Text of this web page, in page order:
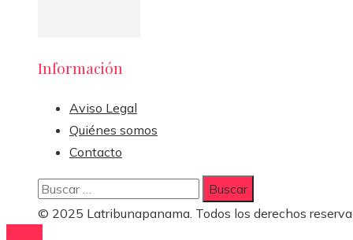
Información
Aviso Legal
Quiénes somos
Contacto
Buscar:
© 2025 Latribunapanama. Todos los derechos